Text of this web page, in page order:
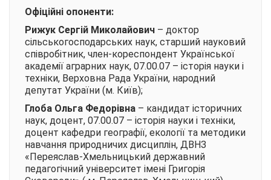
Офіційні опоненти:
Рижук Сергій Миколайович – доктор
сільськогосподарських наук, старший науковий
співробітник, член-кореспондент Української
академії аграрних наук, 07.00.07 – історія науки і
техніки, Верховна Рада України, народний
депутат України (м. Київ);
Глоба Ольга Федорівна – кандидат історичних
наук, доцент, 07.00.07 – історія науки і техніки,
доцент кафедри географії, екології та методики
навчання природничих дисциплін, ДВНЗ
«Переяслав-Хмельницький державний
педагогічний університет імені Григорія